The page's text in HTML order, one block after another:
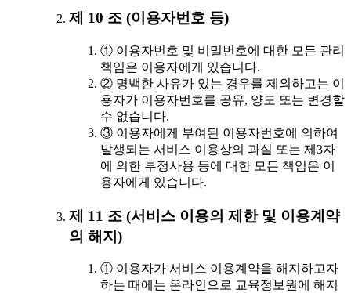
제 10 조 (이용자번호 등)
① 이용자번호 및 비밀번호에 대한 모든 관리
책임은 이용자에게 있습니다.
② 명백한 사유가 있는 경우를 제외하고는 이
용자가 이용자번호를 공유, 양도 또는 변경할
수 없습니다.
③ 이용자에게 부여된 이용자번호에 의하여
발생되는 서비스 이용상의 과실 또는 제3자
에 의한 부정사용 등에 대한 모든 책임은 이
용자에게 있습니다.
제 11 조 (서비스 이용의 제한 및 이용계약
의 해지)
① 이용자가 서비스 이용계약을 해지하고자
하는 때에는 온라인으로 교육정보원에 해지